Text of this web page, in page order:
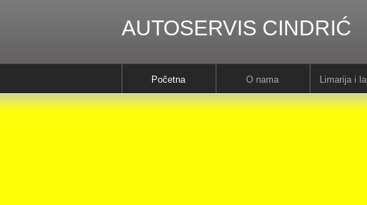
AUTOSERVIS CINDRIĆ
Početna O nama Limarija i